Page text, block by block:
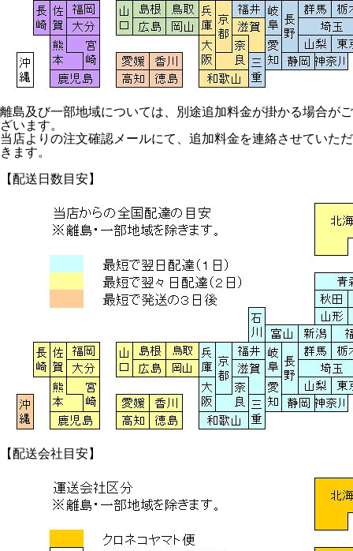
離島及び一部地域については、別途追加料金が掛かる場合がご
ざいます。
当店よりの注文確認メールにて、追加料金を連絡させていただ
きます。
【配送日数目安】
【配送会社目安】